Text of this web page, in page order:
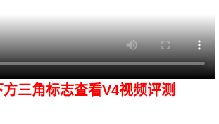
方三角标志查看V4视频评测